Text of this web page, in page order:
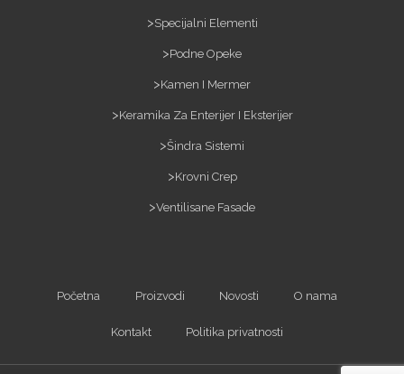
Specijalni Elementi
Podne Opeke
Kamen I Mermer
Keramika Za Enterijer I Eksterijer
Šindra Sistemi
Krovni Crep
Ventilisane Fasade
Početna Proizvodi Novosti O nama
Kontakt Politika privatnosti